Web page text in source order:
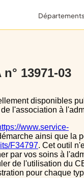
Départements
13971-03
l'association à
www.service-
ainsi que la
F34797. Cet outil
par vos soins à
de l'utilisation du
pour chaque